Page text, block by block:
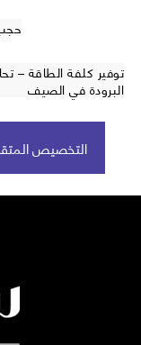
حجب
توفير كلفة الطاقة –
البرودة في الصيف
التخصيص